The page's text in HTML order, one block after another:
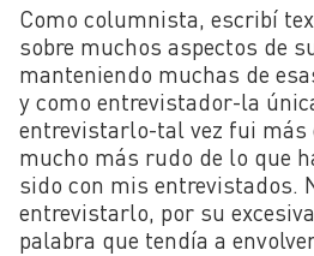
Como columnista, escribí
sobre muchos aspectos de
manteniendo muchas de
y como entrevistador-la
entrevistarlo-tal vez fui más
mucho más rudo de lo que
sido con mis entrevistados.
entrevistarlo, por su
palabra que tendía a